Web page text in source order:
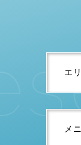
s